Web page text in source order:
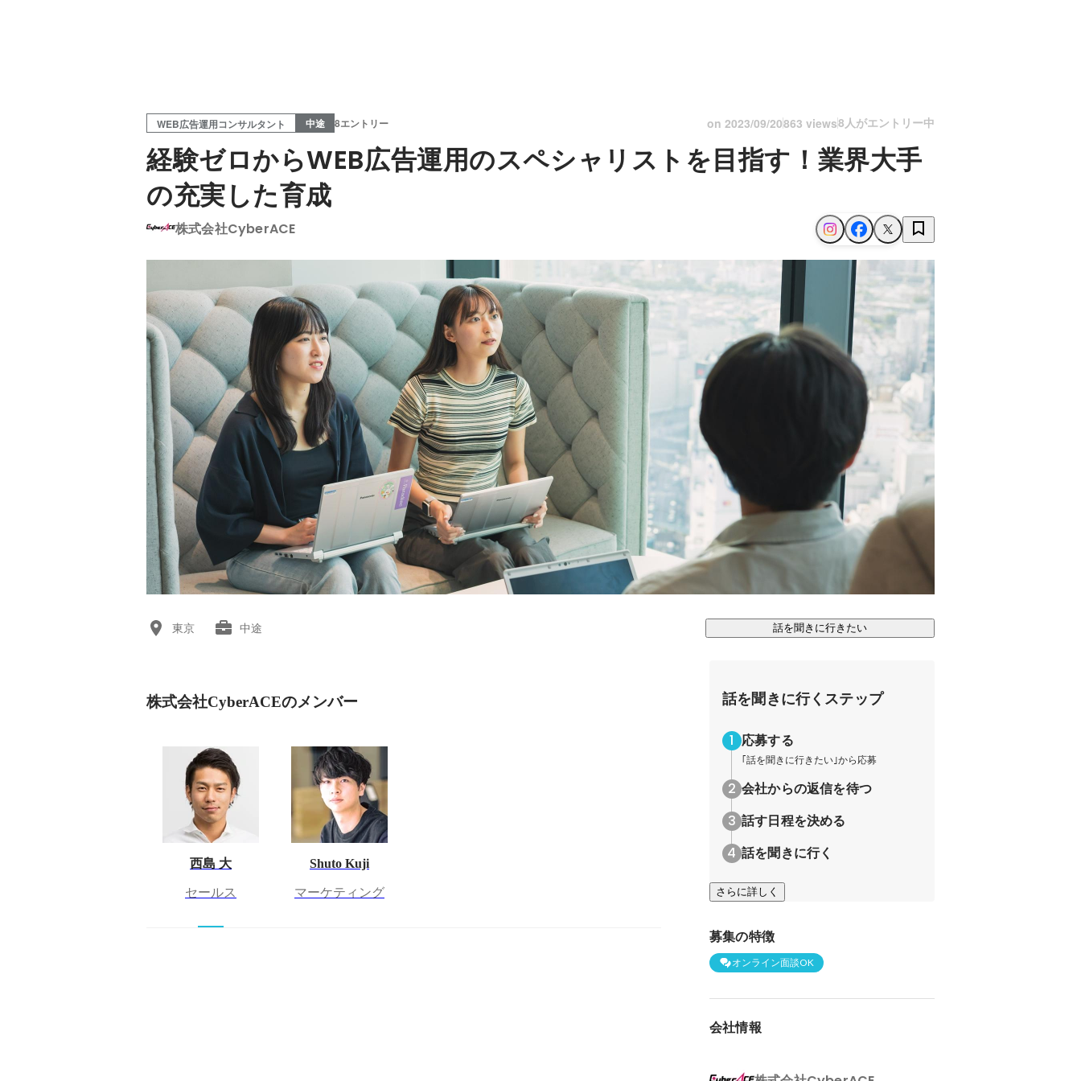
WEB広告運用コンサルタント 中途 8エントリー on 2023/09/20863 views8人がエントリー中
経験ゼロからWEB広告運用のスペシャリストを目指す！業界大手
の充実した育成
株式会社CyberACE
東京 中途 話を聞きに行きたい
株式会社CyberACEのメンバー
西島 大
セールス
Shuto Kuji
マーケティング
話を聞きに行くステップ
応募する
｢話を聞きに行きたい｣から応募
会社からの返信を待つ
話す日程を決める
話を聞きに行く
さらに詳しく
募集の特徴
オンライン面談OK
会社情報